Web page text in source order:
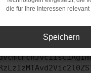
Schritte versucht
die für Ihre Interessen relevant
Speichern